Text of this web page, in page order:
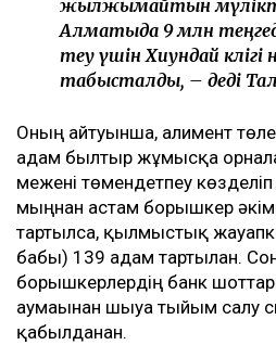
жылжымайтын мүлікті
Алматыда 9 млн
өтеу үшін Хиундай көлігі
табысталды, – деді
Оның айтуынша, алимент
адам былтыр жұмысқа
межені төмендетпеу
мыңнан астам борышкер
тартылса, қылмыстық
бабы) 139 адам тартылған.
борышкерлердің банк
аумағынан шығуға тыйым салу
қабылданған.